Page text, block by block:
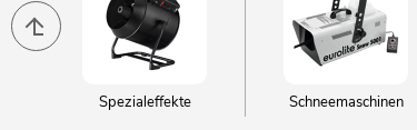
Spezialeffekte Schneemaschinen